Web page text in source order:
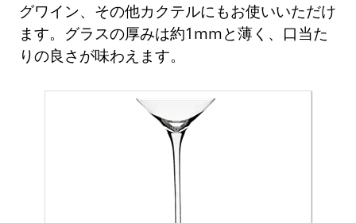
グワイン、その他カクテルにもお使いいただけ
ます。グラスの厚みは約1mmと薄く、口当た
りの良さが味わえます。